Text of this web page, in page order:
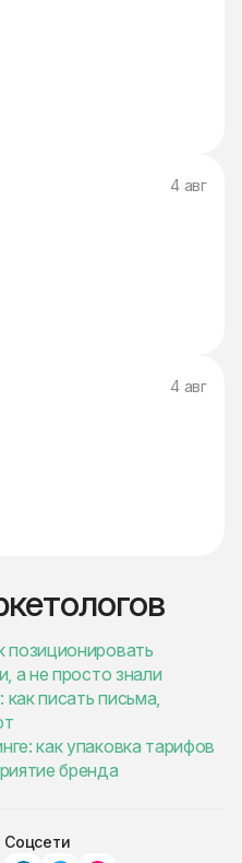
4 авг
4 авг
позиционировать
а не просто знали
как писать письма,
как упаковка тарифов
бренда
Соцсети